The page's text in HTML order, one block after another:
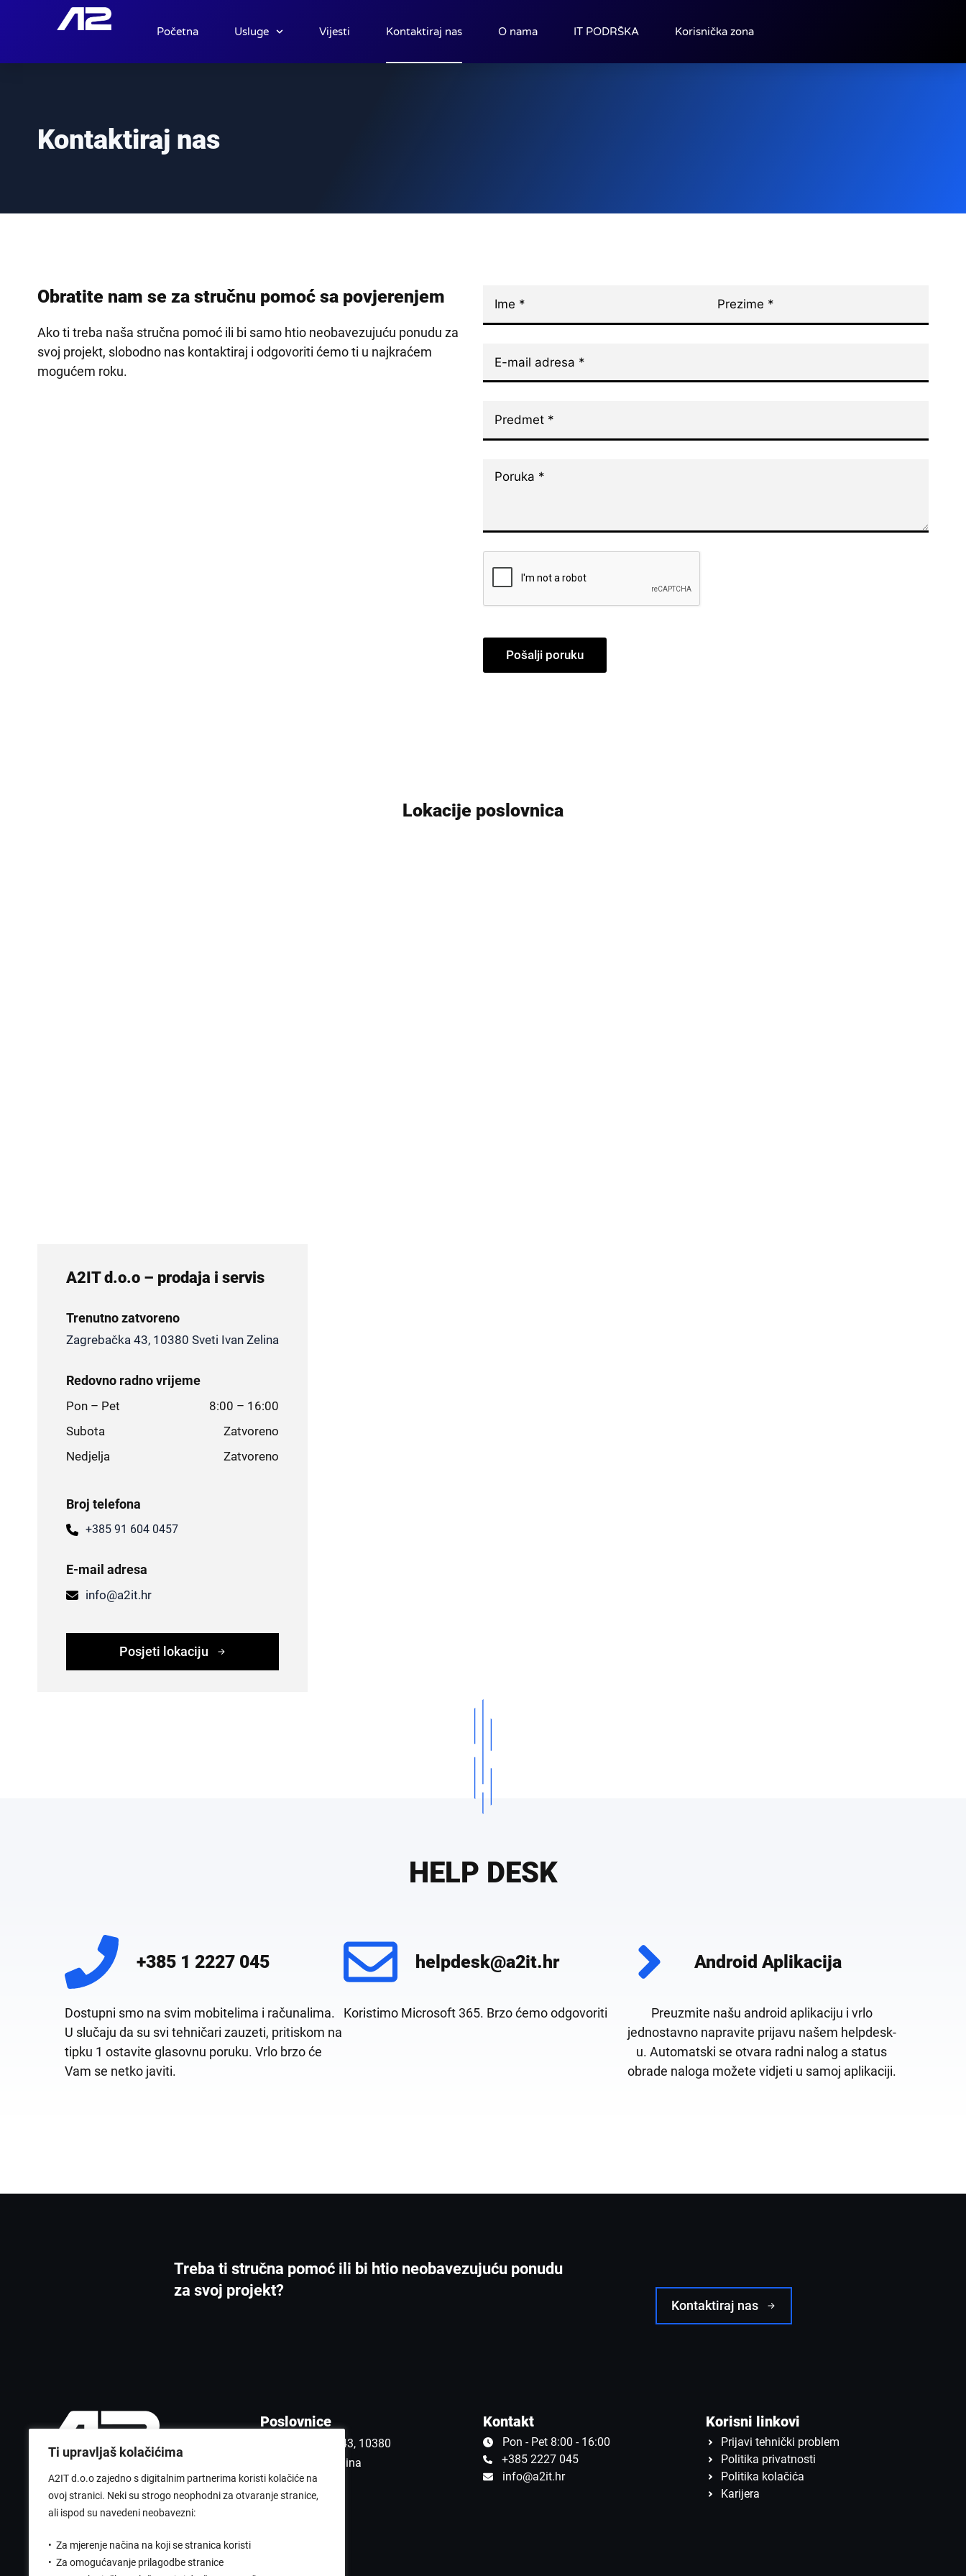
Ti upravljaš kolačićima
A2IT d.o.o zajedno s digitalnim partnerima koristi kolačiće na
ovoj stranici. Neki su strogo neophodni za otvaranje stranice,
ali ispod su navedeni neobavezni:
• Za mjerenje načina na koji se stranica koristi
• Za omogućavanje prilagodbe stranice
Početna Usluge Vijesti Kontaktiraj nas O nama IT PODRŠKA Korisnička zona
Kontaktiraj nas
Obratite nam se za stručnu pomoć sa povjerenjem
Ako ti treba naša stručna pomoć ili bi samo htio neobavezujuću ponudu za
svoj projekt, slobodno nas kontaktiraj i odgovoriti ćemo ti u najkraćem
mogućem roku.
Pošalji poruku
Lokacije poslovnica
A2IT d.o.o – prodaja i servis
Trenutno zatvoreno
Zagrebačka 43, 10380 Sveti Ivan Zelina
Redovno radno vrijeme
Pon – Pet
8:00 – 16:00
Subota
Zatvoreno
Nedjelja
Zatvoreno
Broj telefona
+385 91 604 0457
E-mail adresa
info@a2it.hr
Posjeti lokaciju
HELP DESK
+385 1 2227 045
Dostupni smo na svim mobitelima i računalima.
U slučaju da su svi tehničari zauzeti, pritiskom na
tipku 1 ostavite glasovnu poruku. Vrlo brzo će
Vam se netko javiti.
helpdesk@a2it.hr
Koristimo Microsoft 365. Brzo ćemo odgovoriti
Android Aplikacija
Preuzmite našu android aplikaciju i vrlo
jednostavno napravite prijavu našem helpdesk-
u. Automatski se otvara radni nalog a status
obrade naloga možete vidjeti u samoj aplikaciji.
Treba ti stručna pomoć ili bi htio neobavezujuću ponudu
za svoj projekt?
Kontaktiraj nas
Poslovnice
Zagrebačka 43, 10380
Sveti Ivan Zelina
Kontakt
Pon - Pet 8:00 - 16:00
+385 2227 045
info@a2it.hr
Korisni linkovi
Prijavi tehnički problem
Politika privatnosti
Politika kolačića
Karijera